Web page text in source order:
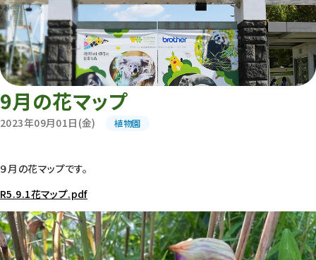
総合案内
動物園 植物園
再生プラン
東山動植物園
への支援
9月の花マップ
2023年09月01日(金) 植物園
９月の花マップです。
R5.9.1花マップ.pdf